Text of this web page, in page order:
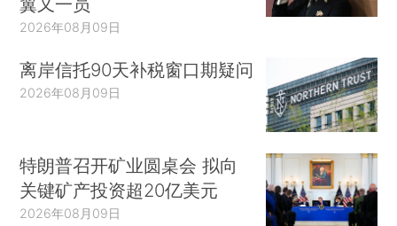
2026年08月09日
离岸信托90天补税窗口期疑问
2026年08月09日
特朗普召开矿业圆桌会 拟向
关键矿产投资超20亿美元
2026年08月09日